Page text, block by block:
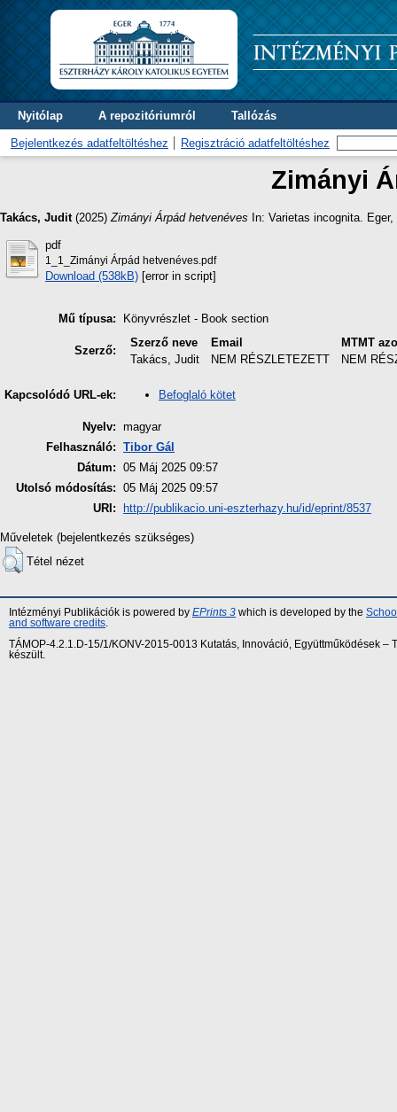
Nyitólap A repozitóriumról Tallózás
Bejelentkezés adatfeltöltéshez Regisztráció adatfeltöltéshez
Zimányi
Takács, Judit (2025) Zimányi Árpád hetvenéves In: Varietas incognita.
pdf
1_1_Zimányi Árpád hetvenéves.pdf
Download (538kB) [error in script]
Mű típusa: Könyvrészlet - Book section
Szerző:
Szerző neve Email
MTMT
Takács, Judit
NEM RÉSZLETEZETT NEM
Kapcsolódó URL-ek: Befoglaló kötet
Nyelv: magyar
Felhasználó: Tibor Gál
Dátum: 05 Máj 2025 09:57
Utolsó módosítás: 05 Máj 2025 09:57
URI:
http://publikacio.uni-eszterhazy.hu/id/eprint/8537
Műveletek (bejelentkezés szükséges)
Tétel nézet
Intézményi Publikációk is powered by EPrints 3 which is developed by the
and software credits
TÁMOP-4.2.1.D-15/1/KONV-2015-0013 Kutatás, Innováció, Együttműködések
készült.